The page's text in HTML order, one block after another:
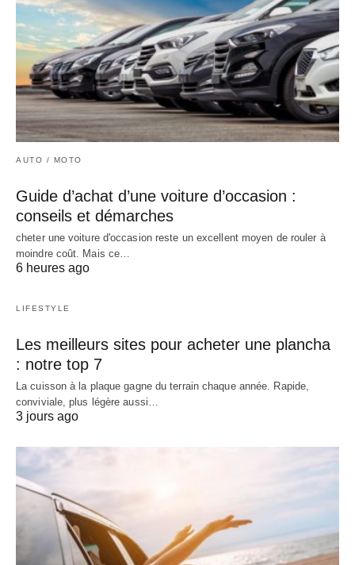
AUTO / MOTO
Guide d’achat d’une voiture d’occasion :
conseils et démarches
cheter une voiture d'occasion reste un excellent moyen de rouler à
moindre coût. Mais ce…
6 heures ago
LIFESTYLE
Les meilleurs sites pour acheter une plancha
: notre top 7
La cuisson à la plaque gagne du terrain chaque année. Rapide,
conviviale, plus légère aussi…
3 jours ago